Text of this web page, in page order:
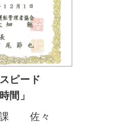
ピード
間」
課 佐々